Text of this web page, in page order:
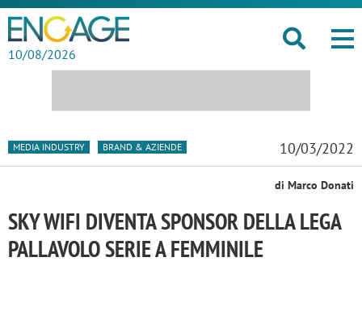
10/08/2026
MEDIA INDUSTRY BRAND & AZIENDE 10/03/2022
di Marco Donati
SKY WIFI DIVENTA SPONSOR DELLA LEGA
PALLAVOLO SERIE A FEMMINILE